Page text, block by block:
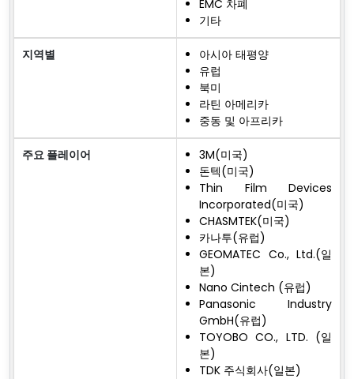
EMC 차폐
기타
지역별
아시아 태평양
유럽
북미
라틴 아메리카
중동 및 아프리카
주요 플레이어
3M(미국)
돈텍(미국)
Thin Film Devices
Incorporated(미국)
CHASMTEK(미국)
카나투(유럽)
GEOMATEC Co., Ltd.(일
본)
Nano Cintech (유럽)
Panasonic Industry
GmbH(유럽)
TOYOBO CO., LTD. (일
본)
TDK 주식회사(일본)